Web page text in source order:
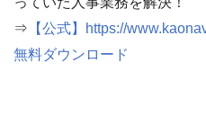
⇒ 【公式】https://
無料ダウンロード